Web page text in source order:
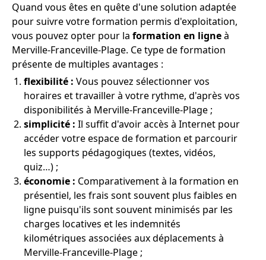
Quand vous êtes en quête d'une solution adaptée
pour suivre votre formation permis d'exploitation,
vous pouvez opter pour la formation en ligneà
Merville-Franceville-Plage. Ce type de formation
présente de multiples avantages :
flexibilité : Vous pouvez sélectionner vos
horaires et travailler à votre rythme, d'après vos
disponibilités à Merville-Franceville-Plage ;
simplicité : Il suffit d'avoir accès à Internet pour
accéder votre espace de formation et parcourir
les supports pédagogiques (textes, vidéos,
quiz…) ;
économie : Comparativement à la formation en
présentiel, les frais sont souvent plus faibles en
ligne puisqu'ils sont souvent minimisés par les
charges locatives et les indemnités
kilométriques associées aux déplacements à
Merville-Franceville-Plage ;